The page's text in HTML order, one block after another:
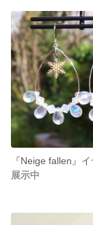
展示中